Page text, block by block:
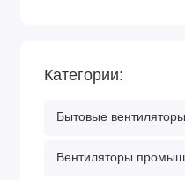
Категории:
Бытовые вентиляторы
Вентиляторы